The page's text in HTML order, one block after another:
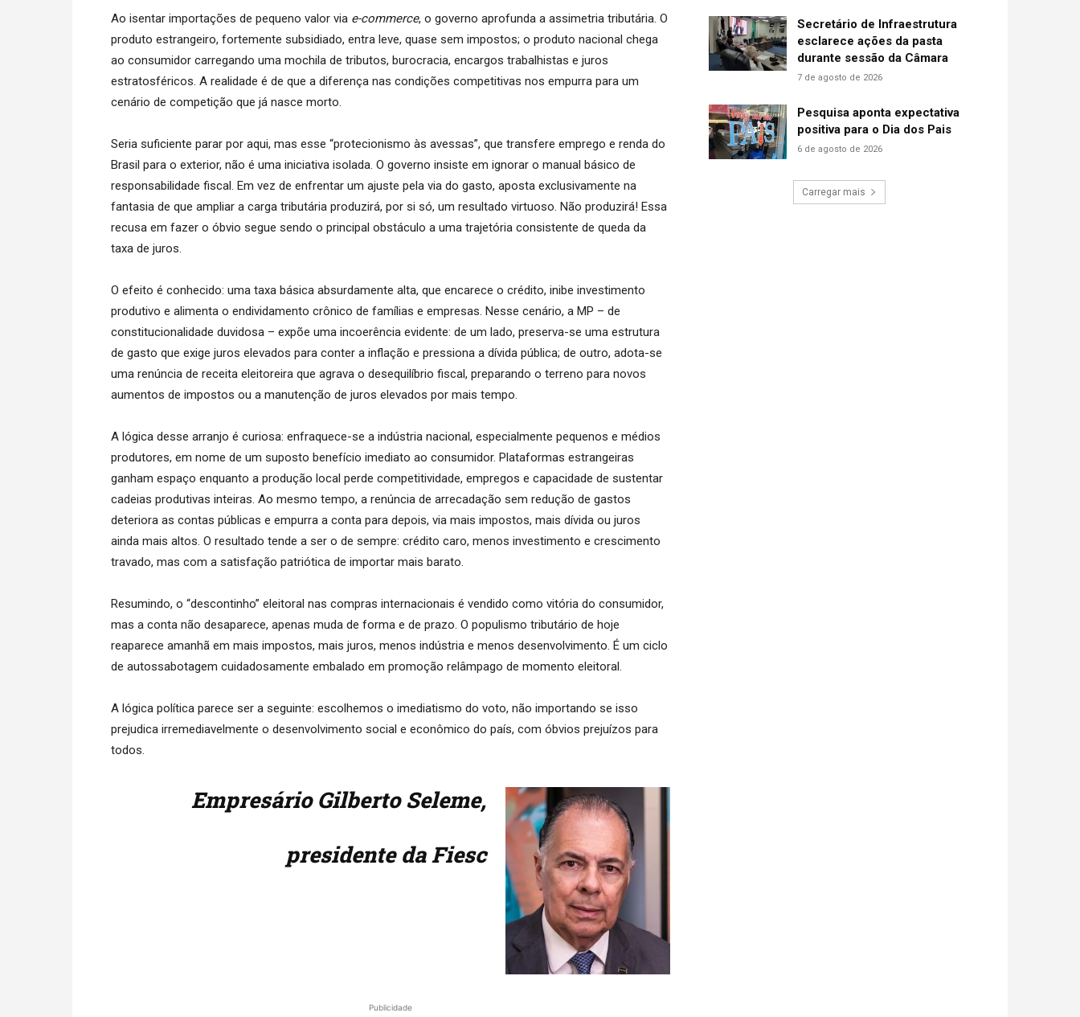
Ao isentar importações de pequeno valor via e-commerce, o governo aprofunda a assimetria tributária. O
produto estrangeiro, fortemente subsidiado, entra leve, quase sem impostos; o produto nacional chega
ao consumidor carregando uma mochila de tributos, burocracia, encargos trabalhistas e juros
estratosféricos. A realidade é de que a diferença nas condições competitivas nos empurra para um
cenário de competição que já nasce morto.
Seria suficiente parar por aqui, mas esse “protecionismo às avessas”, que transfere emprego e renda do
Brasil para o exterior, não é uma iniciativa isolada. O governo insiste em ignorar o manual básico de
responsabilidade fiscal. Em vez de enfrentar um ajuste pela via do gasto, aposta exclusivamente na
fantasia de que ampliar a carga tributária produzirá, por si só, um resultado virtuoso. Não produzirá! Essa
recusa em fazer o óbvio segue sendo o principal obstáculo a uma trajetória consistente de queda da
taxa de juros.
O efeito é conhecido: uma taxa básica absurdamente alta, que encarece o crédito, inibe investimento
produtivo e alimenta o endividamento crônico de famílias e empresas. Nesse cenário, a MP – de
constitucionalidade duvidosa – expõe uma incoerência evidente: de um lado, preserva-se uma estrutura
de gasto que exige juros elevados para conter a inflação e pressiona a dívida pública; de outro, adota-se
uma renúncia de receita eleitoreira que agrava o desequilíbrio fiscal, preparando o terreno para novos
aumentos de impostos ou a manutenção de juros elevados por mais tempo.
A lógica desse arranjo é curiosa: enfraquece-se a indústria nacional, especialmente pequenos e médios
produtores, em nome de um suposto benefício imediato ao consumidor. Plataformas estrangeiras
ganham espaço enquanto a produção local perde competitividade, empregos e capacidade de sustentar
cadeias produtivas inteiras. Ao mesmo tempo, a renúncia de arrecadação sem redução de gastos
deteriora as contas públicas e empurra a conta para depois, via mais impostos, mais dívida ou juros
ainda mais altos. O resultado tende a ser o de sempre: crédito caro, menos investimento e crescimento
travado, mas com a satisfação patriótica de importar mais barato.
Resumindo, o “descontinho” eleitoral nas compras internacionais é vendido como vitória do consumidor,
mas a conta não desaparece, apenas muda de forma e de prazo. O populismo tributário de hoje
reaparece amanhã em mais impostos, mais juros, menos indústria e menos desenvolvimento. É um ciclo
de autossabotagem cuidadosamente embalado em promoção relâmpago de momento eleitoral.
A lógica política parece ser a seguinte: escolhemos o imediatismo do voto, não importando se isso
prejudica irremediavelmente o desenvolvimento social e econômico do país, com óbvios prejuízos para
todos.
Empresário Gilberto Seleme,
presidente da Fiesc
Publicidade
Secretário de Infraestrutura
esclarece ações da pasta
durante sessão da Câmara
7 de agosto de 2026
Pesquisa aponta expectativa
positiva para o Dia dos Pais
6 de agosto de 2026
Carregar mais